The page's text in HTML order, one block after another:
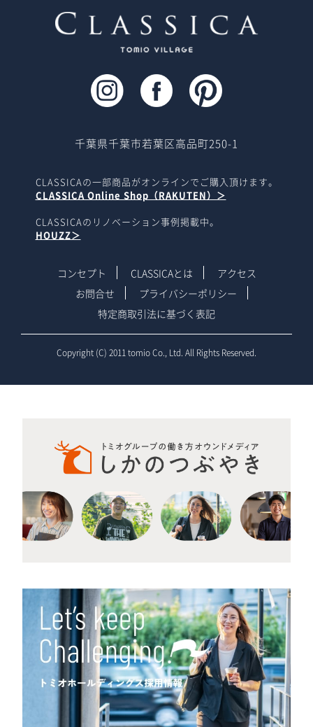
千葉県千葉市若葉区高品町250-1
CLASSICAの一部商品がオンラインでご購入頂けます。
CLASSICA Online Shop（RAKUTEN）＞
CLASSICAのリノベーション事例掲載中。
HOUZZ＞
コンセプト CLASSICAとは
アクセス
お問合せ
プライバシーポリシー
特定商取引法に基づく表記
Copyright (C) 2011 tomio Co., Ltd. All Rights Reserved.